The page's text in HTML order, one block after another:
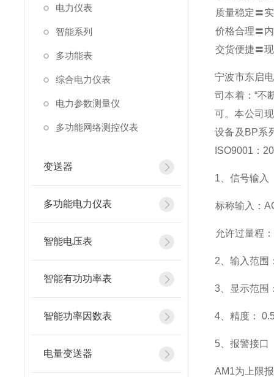
电力仪表
智能系列
多功能表
综合电力仪表
电力参数测量仪
多功能网络测控仪表
变送器
多功能电力仪表
智能电压表
智能有功功率表
智能功率因数表
电量变送器
质量稳定〓
价格合理〓
交货便捷〓
宁波市东启
司本着：“不
可。本公司
设备及BP系
ISO9001：
1 、信号输入
标称输入：
允许过量程
2 、输入范围
3 显示范围
4 、精度：
5 、报警接口
AM1为上限